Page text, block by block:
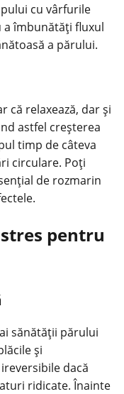
cu vârfurile
îmbunătăți fluxul
a părului.
că relaxează, dar și
astfel creșterea
timp de câteva
circulare. Poți
de rozmarin
pentru
sănătății părului
și
dacă
ridicate. Înainte